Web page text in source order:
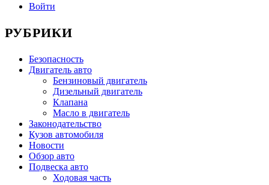
Войти
РУБРИКИ
Безопасность
Двигатель авто
Бензиновый двигатель
Дизельный двигатель
Клапана
Масло в двигатель
Законодательство
Кузов автомобиля
Новости
Обзор авто
Подвеска авто
Ходовая часть